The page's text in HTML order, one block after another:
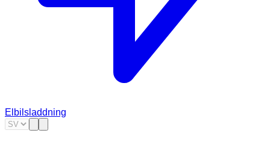
Elbilsladdning